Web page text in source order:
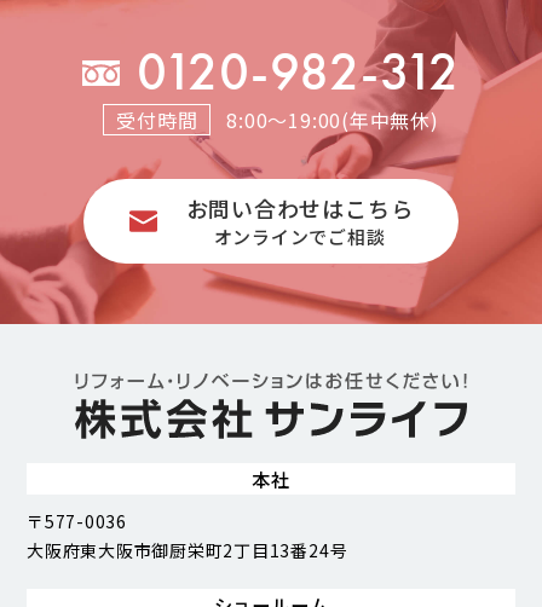
0120-982-312
受付時間 8:00～19:00(年中無休)
お問い合わせはこちら
オンラインでご相談
本社
〒577-0036
大阪府東大阪市御厨栄町2丁目13番24号